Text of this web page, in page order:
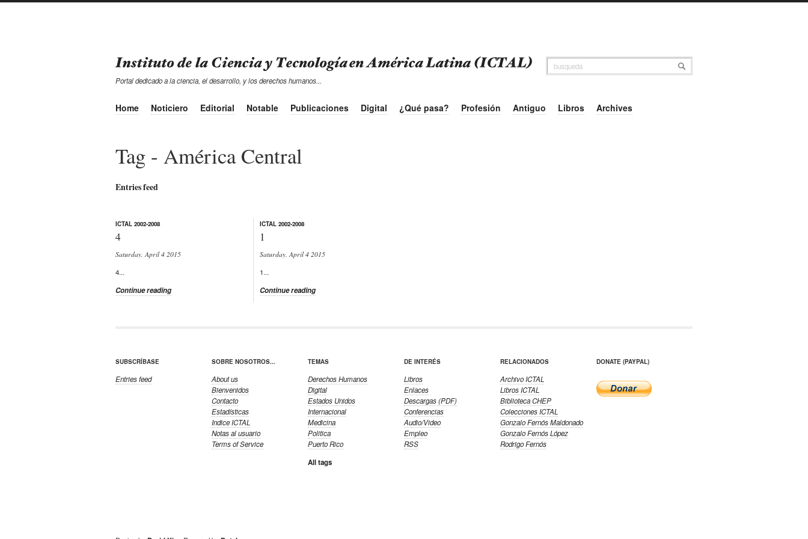
Portal dedicado a la ciencia, el desarrollo, y los derechos humanos...
Home Noticiero Editorial Notable Publicaciones Digital ¿Qué pasa? Profesión Antiguo Libros Archives
Tag - América Central
Entries feed
ICTAL 2002-2008
4
Saturday, April 4 2015
4...
Continue reading
ICTAL 2002-2008
1
Saturday, April 4 2015
1...
Continue reading
SUBSCRÍBASE
Entries feed
SOBRE NOSOTROS...
About us
Bienvenidos
Contacto
Estadísticas
Indice ICTAL
Notas al usuario
Terms of Service
TEMAS
Derechos Humanos
Digital
Estados Unidos
Internacional
Medicina
Politica
Puerto Rico
All tags
DE INTERÉS
Libros
Enlaces
Descargas (PDF)
Conferencias
Audio/Video
Empleo
RSS
RELACIONADOS
Archivo ICTAL
Libros ICTAL
Biblioteca CHEP
Colecciones ICTAL
Gonzalo Fernós Maldonado
Gonzalo Fernós López
Rodrigo Fernós
DONATE (PAYPAL)